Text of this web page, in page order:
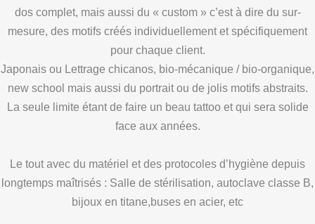
dos complet, mais aussi du « custom » c’est à dire du sur-
mesure, des motifs créés individuellement et spécifiquement
pour chaque client.
Japonais ou Lettrage chicanos, bio-mécanique / bio-organique,
new school mais aussi du portrait ou de jolis motifs abstraits.
La seule limite étant de faire un beau tattoo et qui sera solide
face aux années.
Le tout avec du matériel et des protocoles d’hygiène depuis
longtemps maîtrisés : Salle de stérilisation, autoclave classe B,
bijoux en titane,buses en acier, etc